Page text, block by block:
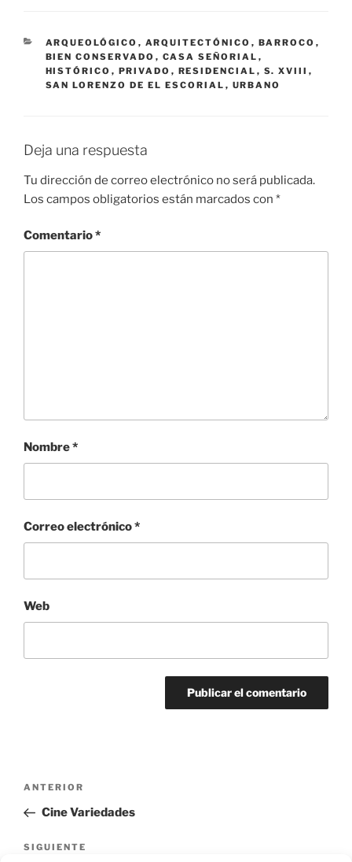
CATEGORÍAS
ARQUEOLÓGICO , ARQUITECTÓNICO , BARROCO ,
BIEN CONSERVADO , CASA SEÑORIAL ,
HISTÓRICO , PRIVADO , RESIDENCIAL , S. XVIII ,
SAN LORENZO DE EL ESCORIAL , URBANO
Deja una respuesta
Tu dirección de correo electrónico no será publicada.
Los campos obligatorios están marcados con *
Comentario*
Nombre*
Correo electrónico*
Web
Navegación
entradas
Entrada
anterior:
ANTERIOR
Cine Variedades
Siguiente
SIGUIENTE